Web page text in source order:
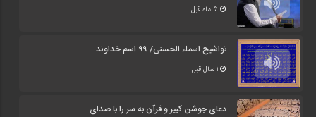
تواشیح اسماء الحسنی/ ۹۹ اسم خداوند
1 سال قبل
دعای جوشن کبیر و قرآن به سر را با صدای